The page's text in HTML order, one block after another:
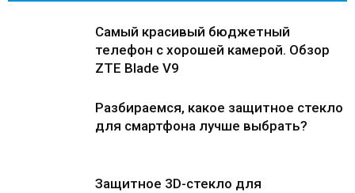
Самый красивый бюджетный
телефон с хорошей камерой. Обзор
ZTE Blade V9
Разбираемся, какое защитное стекло
для смартфона лучше выбрать?
Защитное 3D-стекло для